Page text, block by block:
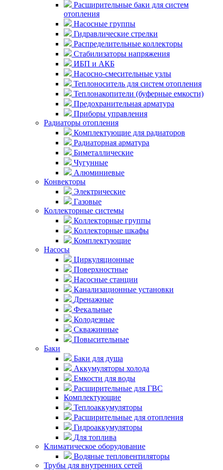
Расширительные баки для систем
отопления
Насосные группы
Гидравлические стрелки
Распределительные коллекторы
Стабилизаторы напряжения
ИБП и АКБ
Насосно-смесительные узлы
Теплоноситель для систем отопления
Теплонакопители (буферные емкости)
Предохранительная арматура
Приборы управления
Радиаторы отопления
Комплектующие для радиаторов
Радиаторная арматура
Биметаллические
Чугунные
Алюминиевые
Конвекторы
Электрические
Газовые
Коллекторные системы
Коллекторные группы
Коллекторные шкафы
Комплектующие
Насосы
Циркуляционные
Поверхностные
Насосные станции
Канализационные установки
Дренажные
Фекальные
Колодезные
Скважинные
Повысительные
Баки
Баки для душа
Аккумуляторы холода
Емкости для воды
Расширительные для ГВС
Комплектующие
Теплоаккумуляторы
Расширительные для отопления
Гидроаккумуляторы
Для топлива
Климатическое оборудование
Водяные тепловентиляторы
Трубы для внутренних сетей